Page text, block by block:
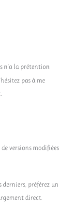
n'a la prétention
pas à me
versions modifiées
derniers, préférez un
direct.